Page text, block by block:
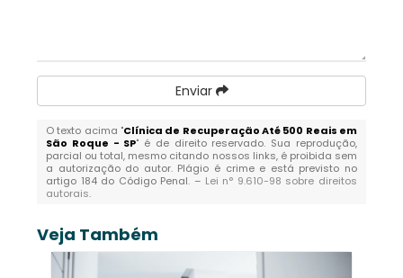
Enviar
O texto acima "Clínica de Recuperação Até 500 Reais em
São Roque - SP" é de direito reservado. Sua reprodução,
parcial ou total, mesmo citando nossos links, é proibida sem
a autorização do autor. Plágio é crime e está previsto no
artigo 184 do Código Penal. – Lei n° 9.610-98 sobre direitos
autorais.
Veja Também